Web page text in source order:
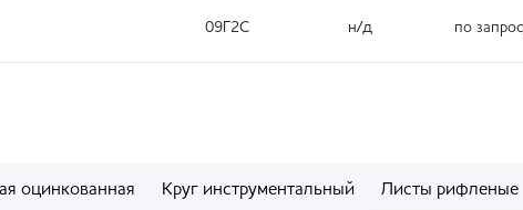
09Г2С н/д по
оцинкованная Круг инструментальный Листы рифленые